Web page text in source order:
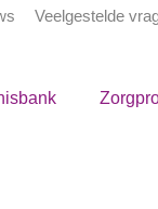
Veelgestelde